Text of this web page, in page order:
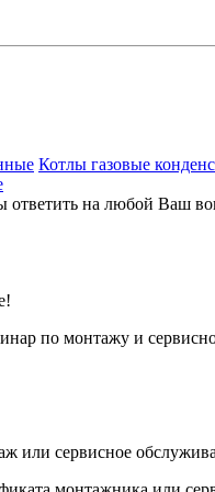
Котлы газовые
ответить на любой Ваш
по монтажу и
или сервисное